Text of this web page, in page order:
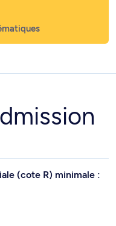
(cote R) minimale :